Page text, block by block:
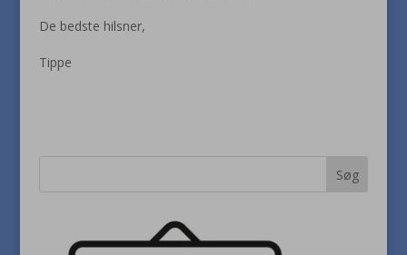
De bedste hilsner,
Tippe